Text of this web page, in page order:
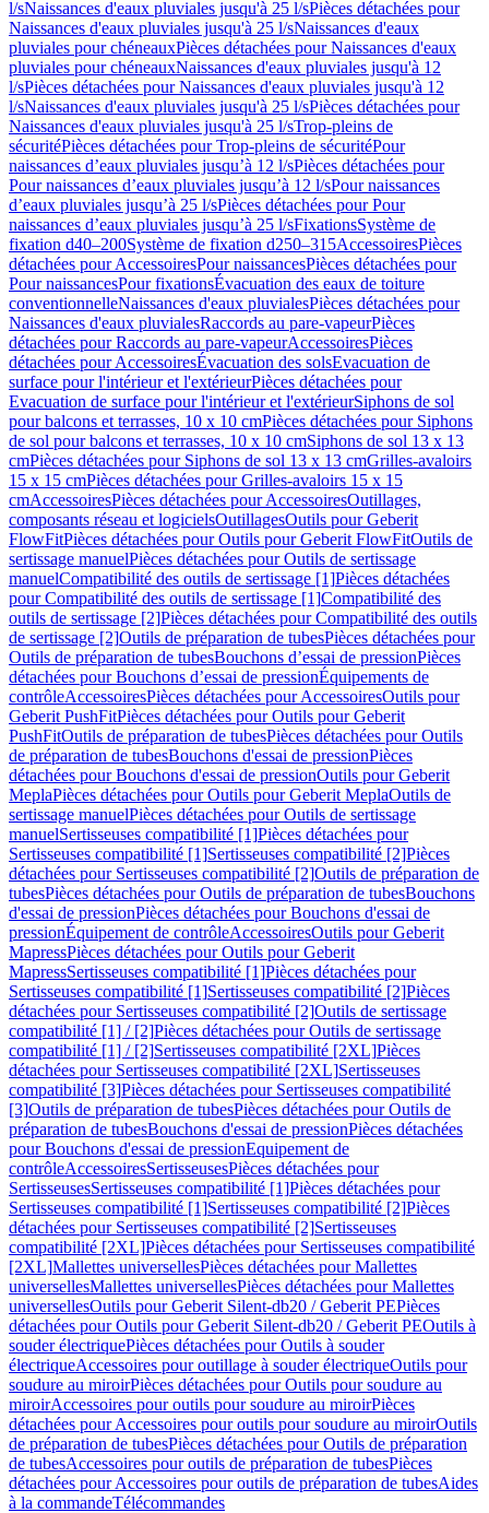
l/sNaissances d'eaux pluviales jusqu'à 25 l/sPièces détachées pour
Naissances d'eaux pluviales jusqu'à 25 l/sNaissances d'eaux
pluviales pour chéneauxPièces détachées pour Naissances d'eaux
pluviales pour chéneauxNaissances d'eaux pluviales jusqu'à 12
l/sPièces détachées pour Naissances d'eaux pluviales jusqu'à 12
l/sNaissances d'eaux pluviales jusqu'à 25 l/sPièces détachées pour
Naissances d'eaux pluviales jusqu'à 25 l/sTrop-pleins de
sécuritéPièces détachées pour Trop-pleins de sécuritéPour
naissances d’eaux pluviales jusqu’à 12 l/sPièces détachées pour
Pour naissances d’eaux pluviales jusqu’à 12 l/sPour naissances
d’eaux pluviales jusqu’à 25 l/sPièces détachées pour Pour
naissances d’eaux pluviales jusqu’à 25 l/sFixationsSystème de
fixation d40–200Système de fixation d250–315AccessoiresPièces
détachées pour AccessoiresPour naissancesPièces détachées pour
Pour naissancesPour fixationsÉvacuation des eaux de toiture
conventionnelleNaissances d'eaux pluvialesPièces détachées pour
Naissances d'eaux pluvialesRaccords au pare-vapeurPièces
détachées pour Raccords au pare-vapeurAccessoiresPièces
détachées pour AccessoiresÉvacuation des solsEvacuation de
surface pour l'intérieur et l'extérieurPièces détachées pour
Evacuation de surface pour l'intérieur et l'extérieurSiphons de sol
pour balcons et terrasses, 10 x 10 cmPièces détachées pour Siphons
de sol pour balcons et terrasses, 10 x 10 cmSiphons de sol 13 x 13
cmPièces détachées pour Siphons de sol 13 x 13 cmGrilles-avaloirs
15 x 15 cmPièces détachées pour Grilles-avaloirs 15 x 15
cmAccessoiresPièces détachées pour AccessoiresOutillages,
composants réseau et logicielsOutillagesOutils pour Geberit
FlowFitPièces détachées pour Outils pour Geberit FlowFitOutils de
sertissage manuelPièces détachées pour Outils de sertissage
manuelCompatibilité des outils de sertissage [1]Pièces détachées
pour Compatibilité des outils de sertissage [1]Compatibilité des
outils de sertissage [2]Pièces détachées pour Compatibilité des outils
de sertissage [2]Outils de préparation de tubesPièces détachées pour
Outils de préparation de tubesBouchons d’essai de pressionPièces
détachées pour Bouchons d’essai de pressionÉquipements de
contrôleAccessoiresPièces détachées pour AccessoiresOutils pour
Geberit PushFitPièces détachées pour Outils pour Geberit
PushFitOutils de préparation de tubesPièces détachées pour Outils
de préparation de tubesBouchons d'essai de pressionPièces
détachées pour Bouchons d'essai de pressionOutils pour Geberit
MeplaPièces détachées pour Outils pour Geberit MeplaOutils de
sertissage manuelPièces détachées pour Outils de sertissage
manuelSertisseuses compatibilité [1]Pièces détachées pour
Sertisseuses compatibilité [1]Sertisseuses compatibilité [2]Pièces
détachées pour Sertisseuses compatibilité [2]Outils de préparation de
tubesPièces détachées pour Outils de préparation de tubesBouchons
d'essai de pressionPièces détachées pour Bouchons d'essai de
pressionÉquipement de contrôleAccessoiresOutils pour Geberit
MapressPièces détachées pour Outils pour Geberit
MapressSertisseuses compatibilité [1]Pièces détachées pour
Sertisseuses compatibilité [1]Sertisseuses compatibilité [2]Pièces
détachées pour Sertisseuses compatibilité [2]Outils de sertissage
compatibilité [1] / [2]Pièces détachées pour Outils de sertissage
compatibilité [1] / [2]Sertisseuses compatibilité [2XL]Pièces
détachées pour Sertisseuses compatibilité [2XL]Sertisseuses
compatibilité [3]Pièces détachées pour Sertisseuses compatibilité
[3]Outils de préparation de tubesPièces détachées pour Outils de
préparation de tubesBouchons d'essai de pressionPièces détachées
pour Bouchons d'essai de pressionEquipement de
contrôleAccessoiresSertisseusesPièces détachées pour
SertisseusesSertisseuses compatibilité [1]Pièces détachées pour
Sertisseuses compatibilité [1]Sertisseuses compatibilité [2]Pièces
détachées pour Sertisseuses compatibilité [2]Sertisseuses
compatibilité [2XL]Pièces détachées pour Sertisseuses compatibilité
[2XL]Mallettes universellesPièces détachées pour Mallettes
universellesMallettes universellesPièces détachées pour Mallettes
universellesOutils pour Geberit Silent-db20 / Geberit PEPièces
détachées pour Outils pour Geberit Silent-db20 / Geberit PEOutils à
souder électriquePièces détachées pour Outils à souder
électriqueAccessoires pour outillage à souder électriqueOutils pour
soudure au miroirPièces détachées pour Outils pour soudure au
miroirAccessoires pour outils pour soudure au miroirPièces
détachées pour Accessoires pour outils pour soudure au miroirOutils
de préparation de tubesPièces détachées pour Outils de préparation
de tubesAccessoires pour outils de préparation de tubesPièces
détachées pour Accessoires pour outils de préparation de tubesAides
à la commandeTélécommandes